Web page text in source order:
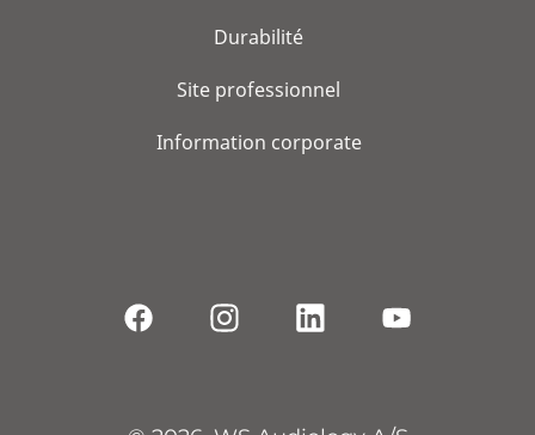
Durabilité
Site professionnel
Information corporate